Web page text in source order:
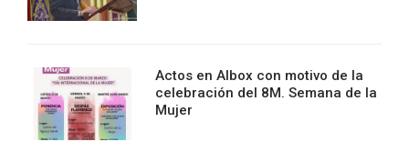
Actos en Albox con motivo de la
celebración del 8M. Semana de la
Mujer